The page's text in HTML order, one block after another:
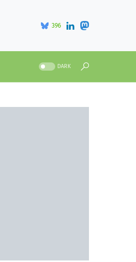
396
DARK